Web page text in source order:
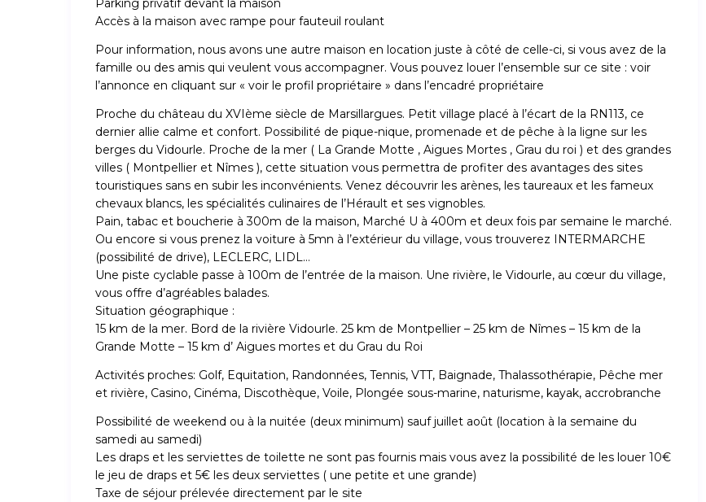
Parking privatif devant la maison
Accès à la maison avec rampe pour fauteuil roulant
Pour information, nous avons une autre maison en location juste à côté de celle-ci, si vous avez de la
famille ou des amis qui veulent vous accompagner. Vous pouvez louer l’ensemble sur ce site : voir
l’annonce en cliquant sur « voir le profil propriétaire » dans l’encadré propriétaire
Proche du château du XVIème siècle de Marsillargues. Petit village placé à l’écart de la RN113, ce
dernier allie calme et confort. Possibilité de pique-nique, promenade et de pêche à la ligne sur les
berges du Vidourle. Proche de la mer ( La Grande Motte , Aigues Mortes , Grau du roi ) et des grandes
villes ( Montpellier et Nîmes ), cette situation vous permettra de profiter des avantages des sites
touristiques sans en subir les inconvénients. Venez découvrir les arènes, les taureaux et les fameux
chevaux blancs, les spécialités culinaires de l’Hérault et ses vignobles.
Pain, tabac et boucherie à 300m de la maison, Marché U à 400m et deux fois par semaine le marché.
Ou encore si vous prenez la voiture à 5mn à l’extérieur du village, vous trouverez INTERMARCHE
(possibilité de drive), LECLERC, LIDL…
Une piste cyclable passe à 100m de l’entrée de la maison. Une rivière, le Vidourle, au cœur du village,
vous offre d’agréables balades.
Situation géographique :
15 km de la mer. Bord de la rivière Vidourle. 25 km de Montpellier – 25 km de Nîmes – 15 km de la
Grande Motte – 15 km d’ Aigues mortes et du Grau du Roi
Activités proches: Golf, Equitation, Randonnées, Tennis, VTT, Baignade, Thalassothérapie, Pêche mer
et rivière, Casino, Cinéma, Discothèque, Voile, Plongée sous-marine, naturisme, kayak, accrobranche
Possibilité de weekend ou à la nuitée (deux minimum) sauf juillet août (location à la semaine du
samedi au samedi)
Les draps et les serviettes de toilette ne sont pas fournis mais vous avez la possibilité de les louer 10€
le jeu de draps et 5€ les deux serviettes ( une petite et une grande)
Taxe de séjour prélevée directement par le site